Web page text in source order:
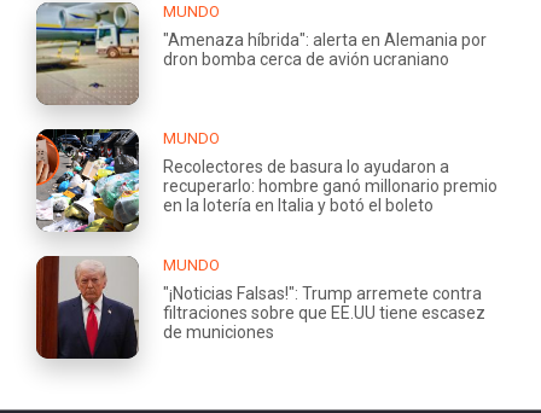
MUNDO
"Amenaza híbrida": alerta en Alemania por
dron bomba cerca de avión ucraniano
MUNDO
Recolectores de basura lo ayudaron a
recuperarlo: hombre ganó millonario premio
en la lotería en Italia y botó el boleto
MUNDO
"¡Noticias Falsas!": Trump arremete contra
filtraciones sobre que EE.UU tiene escasez
de municiones